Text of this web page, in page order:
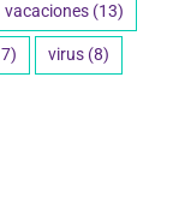
vacaciones (13)
virus (8)